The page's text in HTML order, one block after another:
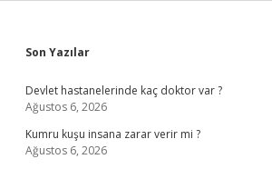
Sidebar
Son Yazılar
Devlet hastanelerinde kaç doktor var ?
Ağustos 6, 2026
Kumru kuşu insana zarar verir mi ?
Ağustos 6, 2026